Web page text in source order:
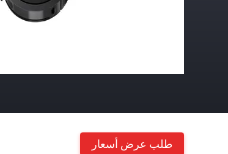
طلب عرض أسعار